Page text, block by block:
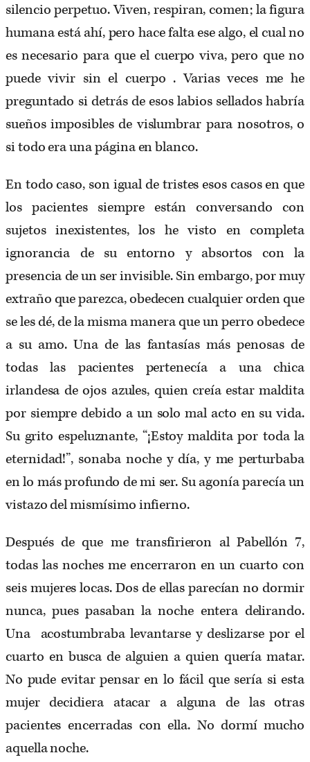
silencio perpetuo. Viven, respiran, comen; la figura
humana está ahí, pero hace falta ese algo, el cual no
es necesario para que el cuerpo viva, pero que no
puede vivir sin el cuerpo . Varias veces me he
preguntado si detrás de esos labios sellados habría
sueños imposibles de vislumbrar para nosotros, o
si todo era una página en blanco.
En todo caso, son igual de tristes esos casos en que
los pacientes siempre están conversando con
sujetos inexistentes, los he visto en completa
ignorancia de su entorno y absortos con la
presencia de un ser invisible. Sin embargo, por muy
extraño que parezca, obedecen cualquier orden que
se les dé, de la misma manera que un perro obedece
a su amo. Una de las fantasías más penosas de
todas las pacientes pertenecía a una chica
irlandesa de ojos azules, quien creía estar maldita
por siempre debido a un solo mal acto en su vida.
Su grito espeluznante, “¡Estoy maldita por toda la
eternidad!”, sonaba noche y día, y me perturbaba
en lo más profundo de mi ser. Su agonía parecía un
vistazo del mismísimo infierno.
Después de que me transfirieron al Pabellón 7,
todas las noches me encerraron en un cuarto con
seis mujeres locas. Dos de ellas parecían no dormir
nunca, pues pasaban la noche entera delirando.
Una acostumbraba levantarse y deslizarse por el
cuarto en busca de alguien a quien quería matar.
No pude evitar pensar en lo fácil que sería si esta
mujer decidiera atacar a alguna de las otras
pacientes encerradas con ella. No dormí mucho
aquella noche.